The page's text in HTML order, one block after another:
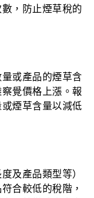
，防止煙草稅的
或產品的煙草含
覺價格上漲。報
煙草含量以減低
及產品類型等）
合較低的稅階，